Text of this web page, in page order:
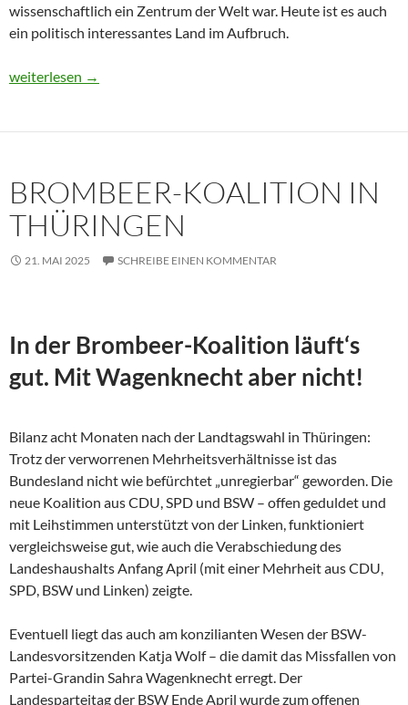
wissenschaftlich ein Zentrum der Welt war. Heute ist es auch
ein politisch interessantes Land im Aufbruch.
Usbekistan 2025: Unterwegs in einem Land im Aufbruch
weiterlesen →
BROMBEER-KOALITION IN
THÜRINGEN
21. MAI 2025 SCHREIBE EINEN KOMMENTAR
In der Brombeer-Koalition läuft‘s
gut. Mit Wagenknecht aber nicht!
Bilanz acht Monaten nach der Landtagswahl in Thüringen:
Trotz der verworrenen Mehrheitsverhältnisse ist das
Bundesland nicht wie befürchtet „unregierbar“ geworden. Die
neue Koalition aus CDU, SPD und BSW – offen geduldet und
mit Leihstimmen unterstützt von der Linken, funktioniert
vergleichsweise gut, wie auch die Verabschiedung des
Landeshaushalts Anfang April (mit einer Mehrheit aus CDU,
SPD, BSW und Linken) zeigte.
Eventuell liegt das auch am konzilianten Wesen der BSW-
Landesvorsitzenden Katja Wolf – die damit das Missfallen von
Partei-Grandin Sahra Wagenknecht erregt. Der
Landesparteitag der BSW Ende April wurde zum offenen